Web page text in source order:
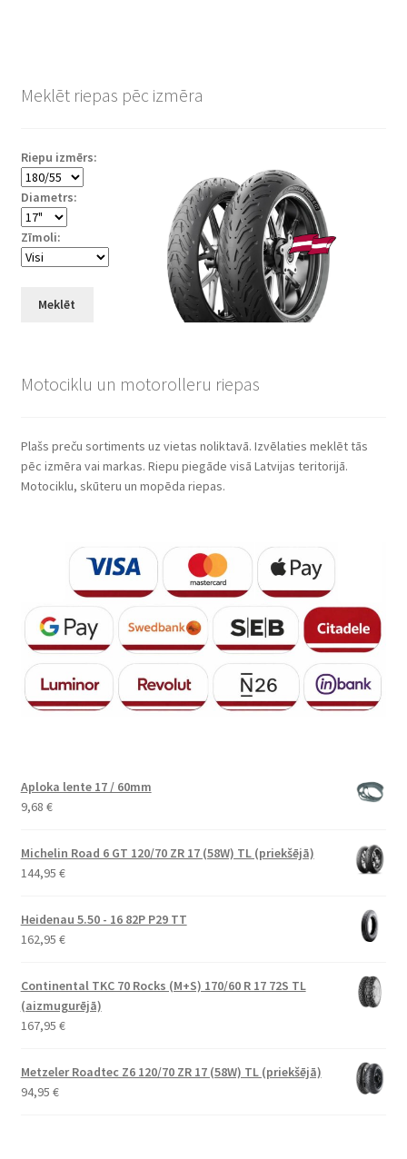
Meklēt riepas pēc izmēra
Riepu izmērs:
Diametrs:
Zīmoli:
Meklēt
Motociklu un motorolleru riepas
Plašs preču sortiments uz vietas noliktavā. Izvēlaties meklēt tās
pēc izmēra vai markas. Riepu piegāde visā Latvijas teritorijā.
Motociklu, skūteru un mopēda riepas.
Aploka lente 17 / 60mm
9,68 €
Michelin Road 6 GT 120/70 ZR 17 (58W) TL (priekšējā)
144,95 €
Heidenau 5.50 - 16 82P P29 TT
162,95 €
Continental TKC 70 Rocks (M+S) 170/60 R 17 72S TL
(aizmugurējā)
167,95 €
Metzeler Roadtec Z6 120/70 ZR 17 (58W) TL (priekšējā)
94,95 €